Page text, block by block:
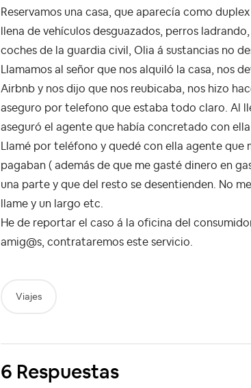
Reservamos una casa, que aparecía como
llena de vehículos desguazados, perros
coches de la guardia civil, Olia á sustancias no
Llamamos al señor que nos alquiló la casa, nos
Airbnb y nos dijo que nos reubicaba, nos hizo
aseguro por telefono que estaba todo claro. Al
aseguró el agente que había concretado con ella
Llamé por teléfono y quedé con ella agente
pagaban ( además de que me gasté dinero en
una parte y que del resto se desentienden. No
llame y un largo etc.
He de reportar el caso á la oficina del
amig@s, contrataremos este servicio.
Viajes
6 Respuestas